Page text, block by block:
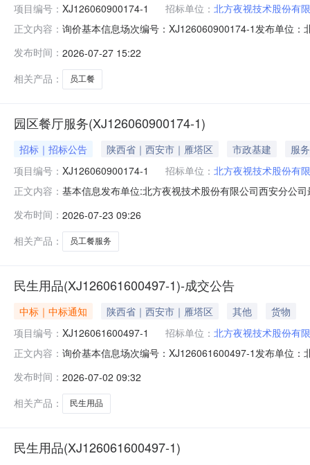
项目编号： XJ126060900174-1 招标单位： 北方夜视技术股份有
正文内容： 询价基本信息场次编号：XJ126060900174-1发布单位
币)HT126072703661
发布时间： 2026-07-27 15:22
相关产品：
员工餐
园区餐厅服务(XJ126060900174-1)
招标｜招标公告 陕西省｜西安市｜雁塔区 市政基建
服务
项目编号： XJ126060900174-1 招标单位： 北方夜视技术股份有
正文内容： 基本信息发布单位:北方夜视技术股份有限公司西安分公
始时间2026-07-2309:00:00结束时间2026-07-2709:00:00
发布时间： 2026-07-23 09:26
相关产品：
员工餐服务
民生用品(XJ126061600497-1)-成交公告
中标｜中标通知 陕西省｜西安市｜雁塔区 其他
货物
项目编号： XJ126061600497-1 招标单位： 北方夜视技术股份有
正文内容： 询价基本信息场次编号：XJ126061600497-1发布单位
币)2026-06-2400:00:00西安HT1260702010112方案二
发布时间： 2026-07-02 09:32
相关产品：
民生用品
民生用品(XJ126061600497-1)